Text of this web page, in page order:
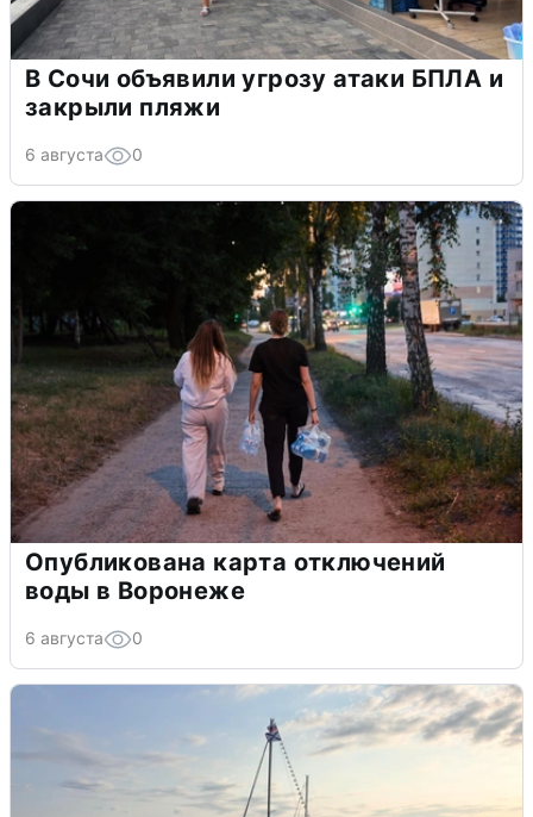
В Сочи объявили угрозу атаки БПЛА и
закрыли пляжи
6 августа 0
Опубликована карта отключений
воды в Воронеже
6 августа 0